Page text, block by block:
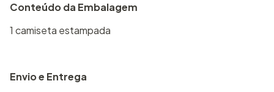
Conteúdo da Embalagem
1 camiseta estampada
Envio e Entrega